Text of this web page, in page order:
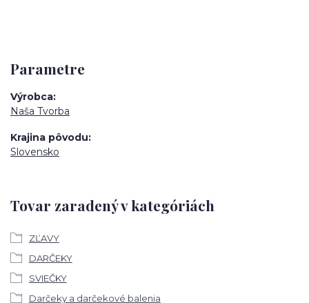
Parametre
Výrobca
Naša Tvorba
Krajina pôvodu
Slovensko
Tovar zaradený v kategóriách
ZĽAVY
DARČEKY
SVIEČKY
Darčeky a darčekové balenia